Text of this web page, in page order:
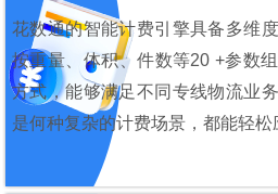
花数通的智能计费引擎具备多维
按重量、体积、件数等20 +参数
方式，能够满足不同专线物流业
是何种复杂的计费场景，都能轻松